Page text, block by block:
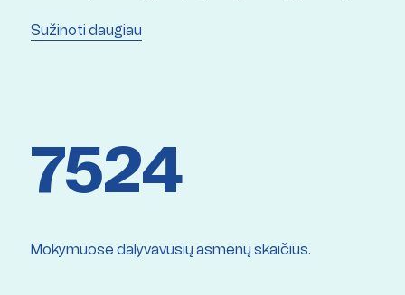
Sužinoti daugiau
7524
Mokymuose dalyvavusių asmenų skaičius.